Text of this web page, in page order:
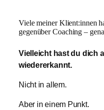
Viele meiner Klient:innen
gegenüber Coaching –
Vielleicht hast du dich
wiedererkannt.
Nicht in allem.
Aber in einem Punkt.